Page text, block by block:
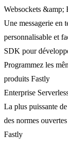
Websockets &amp;
Une messagerie en
personnalisable et
SDK pour
Programmez les
produits Fastly
Enterprise
La plus puissante
des normes
Fastly